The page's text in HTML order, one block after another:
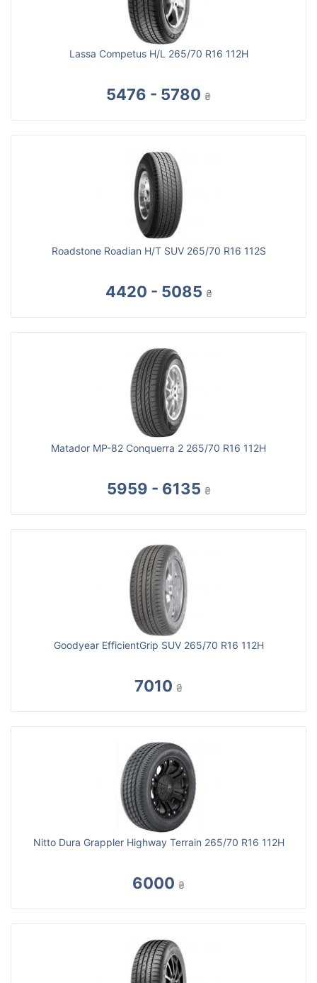
Lassa Competus H/L 265/70 R16 112H
5476 - 5780 ₴
Roadstone Roadian H/T SUV 265/70 R16 112S
4420 - 5085 ₴
Matador MP-82 Conquerra 2 265/70 R16 112H
5959 - 6135 ₴
Goodyear EfficientGrip SUV 265/70 R16 112H
7010 ₴
Nitto Dura Grappler Highway Terrain 265/70 R16 112H
6000 ₴